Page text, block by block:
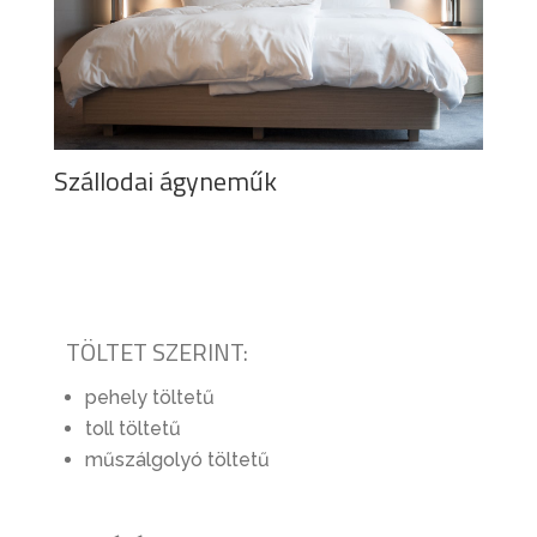
Szállodai ágyneműk
TÖLTET SZERINT:
pehely töltetű
toll töltetű
műszálgolyó töltetű